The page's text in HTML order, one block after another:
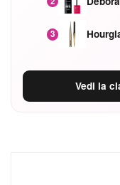
3
Vedi la